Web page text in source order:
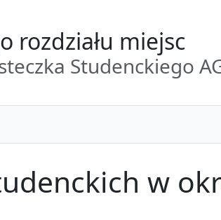
rozdziału miejsc
Studenckiego
w